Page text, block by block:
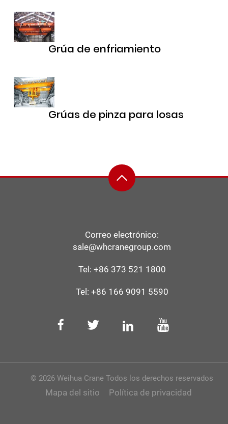
Grúa de enfriamiento
Grúas de pinza para losas
Correo electrónico:
sale@whcranegroup.com
Tel: +86 373 521 1800
Tel: +86 166 9091 5590
© 2026 Weihua Crane Todos los derechos reservados
Mapa del sitio Política de privacidad